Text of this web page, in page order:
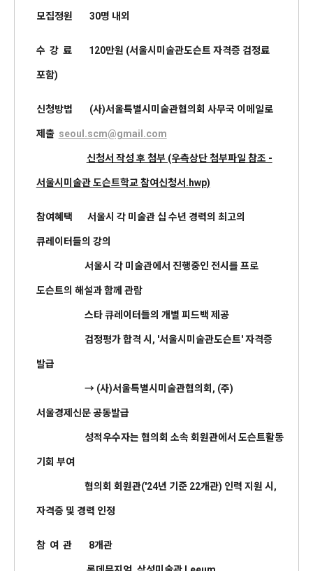
모집정원 30명 내외
수 강 료 120만원 (서울시미술관도슨트 자격증 검정료
포함)
신청방법 (사)서울특별시미술관협의회 사무국 이메일로
제출 seoul.scm@gmail.com
신청서 작성 후 첨부 (우측상단 첨부파일 참조 -
서울시미술관 도슨트학교 참여신청서.hwp)
참여혜택 서울시 각 미술관 십 수년 경력의 최고의
큐레이터들의 강의
서울시 각 미술관에서 진행중인 전시를 프로
도슨트의 해설과 함께 관람
스타 큐레이터들의 개별 피드백 제공
검정평가 합격 시, '서울시미술관도슨트' 자격증
발급
→ (사)서울특별시미술관협의회, (주)
서울경제신문 공동발급
성적우수자는 협의회 소속 회원관에서 도슨트활동
기회 부여
협의회 회원관('24년 기준 22개관) 인력 지원 시,
자격증 및 경력 인정
참 여 관 8개관